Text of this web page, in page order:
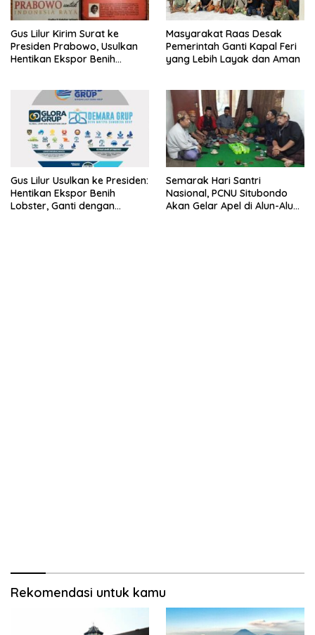
Gus Lilur Kirim Surat ke
Presiden Prabowo, Usulkan
Hentikan Ekspor Benih
Masyarakat Raas Desak
Pemerintah Ganti Kapal Feri
yang Lebih Layak dan Aman
Gus Lilur Usulkan ke Presiden:
Hentikan Ekspor Benih
Lobster, Ganti dengan
Semarak Hari Santri
Nasional, PCNU Situbondo
Akan Gelar Apel di Alun-Alun
Rekomendasi untuk kamu